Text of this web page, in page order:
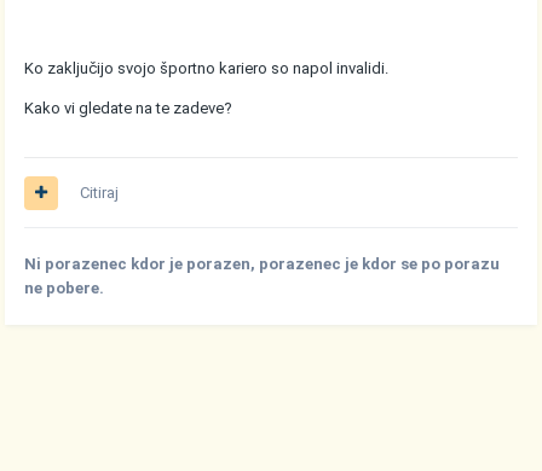
Ko zaključijo svojo športno kariero so napol invalidi.
Kako vi gledate na te zadeve?
Citiraj
Ni porazenec kdor je porazen, porazenec je kdor se po porazu
ne pobere.